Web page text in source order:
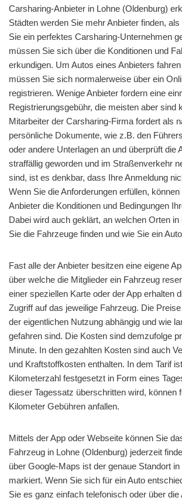
Carsharing-Anbieter in Lohne (Oldenburg)
Städten werden Sie mehr Anbieter finden,
Sie ein perfektes Carsharing-Unternehmen
müssen Sie sich über die Konditionen und
erkundigen. Um Autos eines Anbieters
müssen Sie sich normalerweise über ein
registrieren. Wenige Anbieter fordern eine
Registrierungsgebühr, die meisten aber sind
Mitarbeiter der Carsharing-Firma fordert als
persönliche Dokumente, wie z.B. den
oder andere Unterlagen an und überprüft die
straffällig geworden und im Straßenverkehr
sind, ist es denkbar, dass Ihre Anmeldung
Wenn Sie die Anforderungen erfüllen,
Anbieter die Konditionen und Bedingungen
Dabei wird auch geklärt, an welchen Orten in
Sie die Fahrzeuge finden und wie Sie ein
Fast alle der Anbieter besitzen eine eigene
über welche die Mitglieder ein Fahrzeug
einer speziellen Karte oder der App erhalten
Zugriff auf das jeweilige Fahrzeug. Die
der eigentlichen Nutzung abhängig und wie
gefahren sind. Die Kosten sind demzufolge
Minute. In den gezahlten Kosten sind auch
und Kraftstoffkosten enthalten. In dem Tarif
Kilometerzahl festgesetzt in Form eines
dieser Tagessatz überschritten wird, können
Kilometer Gebühren anfallen.
Mittels der App oder Webseite können Sie
Fahrzeug in Lohne (Oldenburg) jederzeit
über Google-Maps ist der genaue Standort
markiert. Wenn Sie sich für ein Auto
Sie es ganz einfach telefonisch oder über die